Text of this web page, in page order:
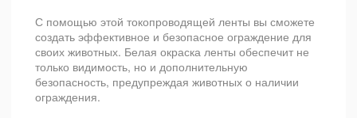
С помощью этой токопроводящей ленты вы сможете
создать эффективное и безопасное ограждение для
своих животных. Белая окраска ленты обеспечит не
только видимость, но и дополнительную
безопасность, предупреждая животных о наличии
ограждения.